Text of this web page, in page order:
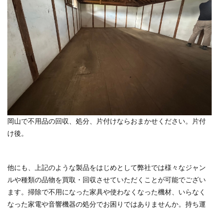
岡山で不用品の回収、処分、片付けならおまかせください。片付
け後。
他にも、上記のような製品をはじめとして弊社では様々なジャン
ルや種類の品物を買取・回収させていただくことが可能でござい
ます。掃除で不用になった家具や使わなくなった機材、いらなく
なった家電や音響機器の処分でお困りではありませんか。持ち運